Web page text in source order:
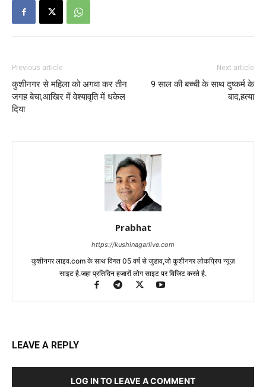
Previous article
कुशीनगर से महिला को अगवा कर तीन
जगह बेचा,आखिर में वेश्यावृति में धकेल
दिया
Next article
9 साल की बच्ची के साथ दुष्कर्म के
बाद,हत्या
Prabhat
https://kushinagarlive.com
कुशीनगर लाइव.com के साथ विगत 05 वर्ष से जुडाव,जो कुशीनगर लोकप्रिय न्यूज़
साइट है.जहा प्रतिदिन हजारों लोग साइट पर विजिट करते है.
LEAVE A REPLY
LOG IN TO LEAVE A COMMENT